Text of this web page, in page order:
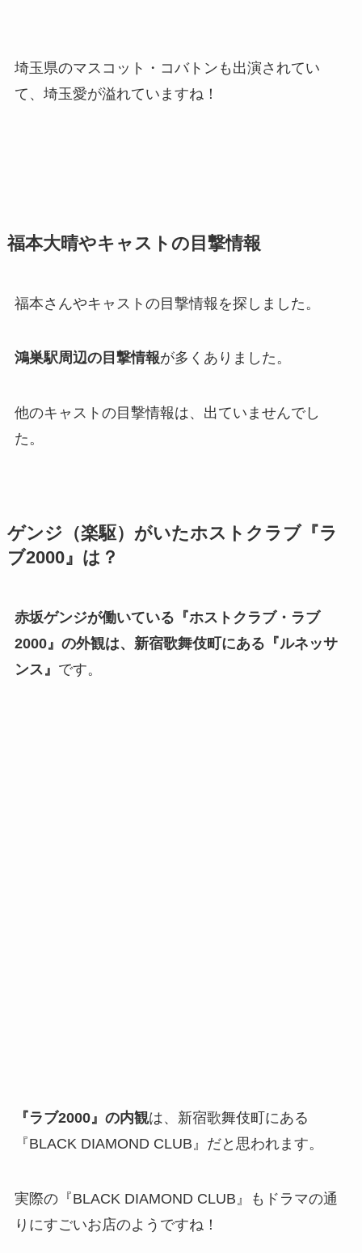
埼玉県のマスコット・コバトンも出演されてい
て、埼玉愛が溢れていますね！
福本大晴やキャストの目撃情報
福本さんやキャストの目撃情報を探しました。
鴻巣駅周辺の目撃情報が多くありました。
他のキャストの目撃情報は、出ていませんでし
た。
ゲンジ（楽駆）がいたホストクラブ『ラ
ブ2000』は？
赤坂ゲンジが働いている『ホストクラブ・ラブ
2000』の外観は、新宿歌舞伎町にある『ルネッサ
ンス』 です。
『ラブ2000』の内観は、新宿歌舞伎町にある
『BLACK DIAMOND CLUB 』だと思われます。
実際の『BLACK DIAMOND CLUB』
もドラマの通
りにすごいお店のようですね！